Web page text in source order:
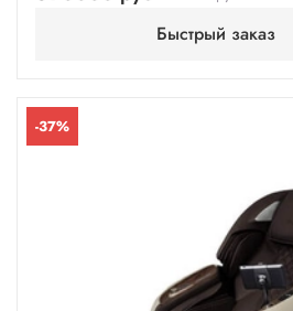
Быстрый заказ
-37%